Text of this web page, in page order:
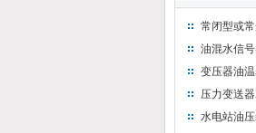
常闭型或
工作原理
油混水信
式
变压器油温
测量范围
压力变送
不高是什
水电站油